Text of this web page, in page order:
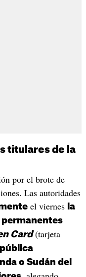
titulares de la
por el brote de
Las autoridades
el viernes la
permanentes
Card(tarjeta
o Sudán del